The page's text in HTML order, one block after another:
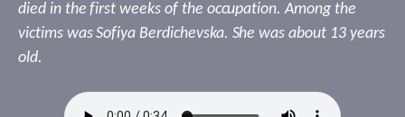
died in the first weeks of the occupation. Among the
victims was Sofiya Berdichevska. She was about 13 years
old.